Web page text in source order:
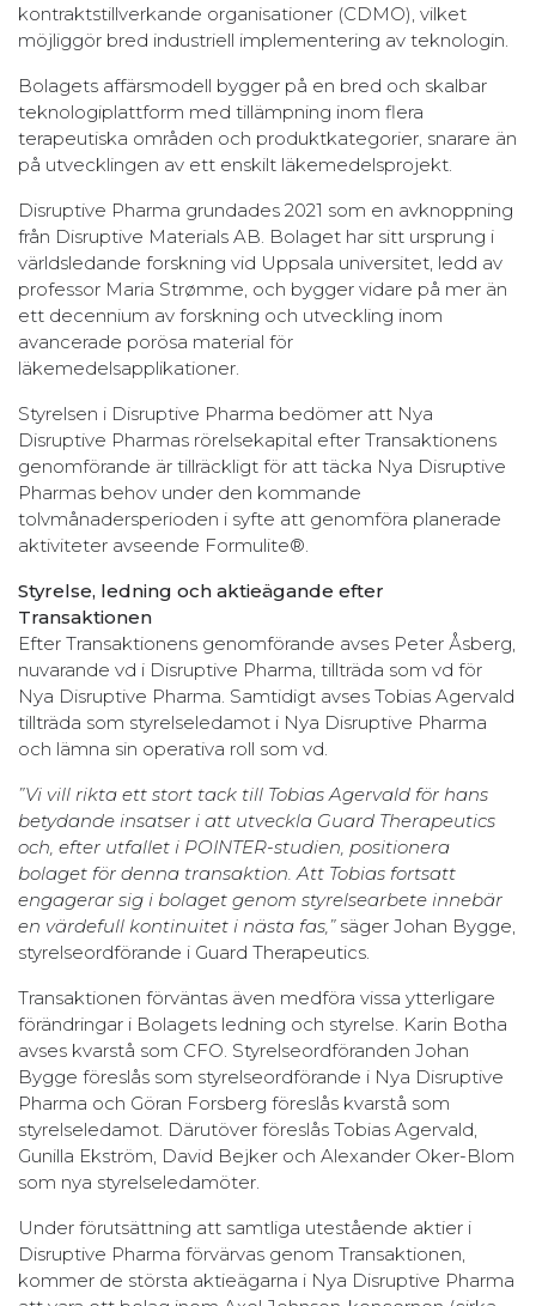
kontraktstillverkande organisationer (CDMO), vilket
möjliggör bred industriell implementering av teknologin.
Bolagets affärsmodell bygger på en bred och skalbar
teknologiplattform med tillämpning inom flera
terapeutiska områden och produktkategorier, snarare än
på utvecklingen av ett enskilt läkemedelsprojekt.
Disruptive Pharma grundades 2021 som en avknoppning
från Disruptive Materials AB. Bolaget har sitt ursprung i
världsledande forskning vid Uppsala universitet, ledd av
professor Maria Strømme, och bygger vidare på mer än
ett decennium av forskning och utveckling inom
avancerade porösa material för
läkemedelsapplikationer.
Styrelsen i Disruptive Pharma bedömer att Nya
Disruptive Pharmas rörelsekapital efter Transaktionens
genomförande är tillräckligt för att täcka Nya Disruptive
Pharmas behov under den kommande
tolvmånadersperioden i syfte att genomföra planerade
aktiviteter avseende Formulite®.
Styrelse, ledning och aktieägande efter
Transaktionen
Efter Transaktionens genomförande avses Peter Åsberg,
nuvarande vd i Disruptive Pharma, tillträda som vd för
Nya Disruptive Pharma. Samtidigt avses Tobias Agervald
tillträda som styrelseledamot i Nya Disruptive Pharma
och lämna sin operativa roll som vd.
”Vi vill rikta ett stort tack till Tobias Agervald för hans
betydande insatser i att utveckla Guard Therapeutics
och, efter utfallet i POINTER-studien, positionera
bolaget för denna transaktion. Att Tobias fortsatt
engagerar sig i bolaget genom styrelsearbete innebär
en värdefull kontinuitet i nästa fas,”säger Johan Bygge,
styrelseordförande i Guard Therapeutics.
Transaktionen förväntas även medföra vissa ytterligare
förändringar i Bolagets ledning och styrelse. Karin Botha
avses kvarstå som CFO. Styrelseordföranden Johan
Bygge föreslås som styrelseordförande i Nya Disruptive
Pharma och Göran Forsberg föreslås kvarstå som
styrelseledamot. Därutöver föreslås Tobias Agervald,
Gunilla Ekström, David Bejker och Alexander Oker-Blom
som nya styrelseledamöter.
Under förutsättning att samtliga utestående aktier i
Disruptive Pharma förvärvas genom Transaktionen,
kommer de största aktieägarna i Nya Disruptive Pharma